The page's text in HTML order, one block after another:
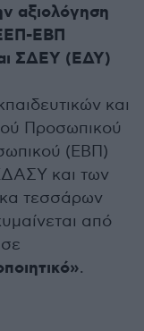
αξιολόγηση
ΕΒΠ
ΣΔΕΥ (ΕΔΥ)
και
Προσωπικού
(ΕΒΠ)
και των
τεσσάρων
από
.